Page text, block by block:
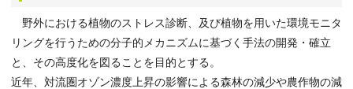
野外における植物のストレス診断、及び植物を用いた環境モニタ
リングを行うための分子的メカニズムに基づく手法の開発・確立
と、その高度化を図ることを目的とする。
近年、対流圏オゾン濃度上昇の影響による森林の減少や農作物の減